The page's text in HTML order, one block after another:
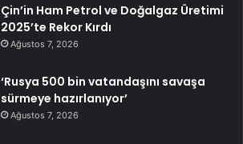
Çin’in Ham Petrol ve Doğalgaz Üretimi
2025’te Rekor Kırdı
Ağustos 7, 2026
‘Rusya 500 bin vatandaşını savaşa
sürmeye hazırlanıyor’
Ağustos 7, 2026